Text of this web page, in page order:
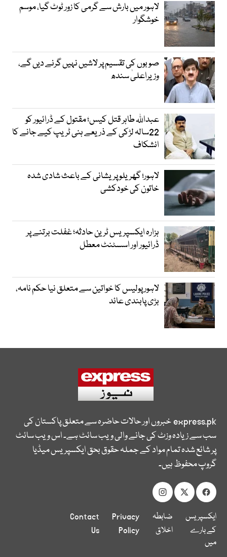
لاہور میں بارش سے گرمی کا زور ٹوٹ گیا، موسم
خوشگوار
صوبوں کی تقسیم پر لاشیں نہیں گرنے دیں گے،
وزیراعلیٰ سندھ
عبداللہ طاہر قتل کیس؛ مقتول کے ڈرائیور کو
22سالہ لڑکی کے ذریعے ہنی ٹریپ کیے جانے کا
انشکاف
لاہور؛ گھریلو پریشانی کے باعث شادی شدہ
خاتون کی خودکشی
ہزارہ ایکسپریس ٹرین حادثہ؛ غفلت برتنے پر
ڈرائیور اور اسسٹنٹ معطل
لاہور پولیس کا خواتین سے متعلق نیا حکم نامہ،
بڑی پابندی عائد
express.pkخبروں اور حالات حاضرہ سے متعلق پاکستان کی
سب سے زیادہ وزٹ کی جانے والی ویب سائٹ ہے۔ اس ویب سائٹ
پر شائع شدہ تمام مواد کے جملہ حقوق بحق ایکسپریس میڈیا
گروپ محفوظ ہیں۔
ایکسپریس
کے بارے
میں
ضابطہ
اخلاق
Privacy
Policy
Contact
Us